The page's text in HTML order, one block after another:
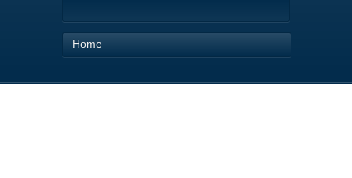
Home